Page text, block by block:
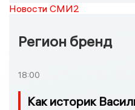
Новости СМИ2
Регион бренд
18:00
Как историк